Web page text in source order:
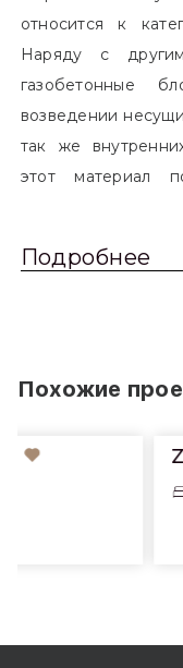
относится к
Наряду с
газобетонные блоки часто используются при
возведении
так же
этот материал
обычный
Подробнее
Похожие